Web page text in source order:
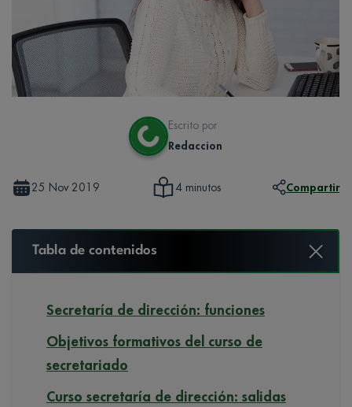
Escrito por
Redaccion
25 Nov 2019 4 minutos Compartir
Tabla de contenidos
Secretaría de dirección: funciones
Objetivos formativos del curso de
secretariado
Curso secretaría de dirección: salidas